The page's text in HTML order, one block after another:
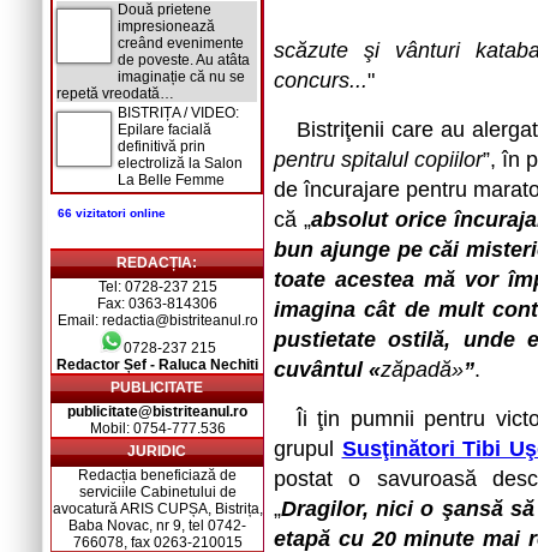
Două prietene
impresionează
creând evenimente
de poveste. Au atâta
imaginație că nu se
repetă vreodată…
BISTRIȚA / VIDEO:
Epilare facială
definitivă prin
electroliză la Salon
La Belle Femme
66 vizitatori online
REDACȚIA:
Tel: 0728-237 215
Fax: 0363-814306
Email: redactia@bistriteanul.ro
0728-237 215
Redactor Șef - Raluca Nechiti
PUBLICITATE
publicitate@bistriteanul.ro
Mobil: 0754-777.536
JURIDIC
Redacția beneficiază de
serviciile Cabinetului de
avocatură ARIS CUPȘA, Bistrița,
Baba Novac, nr 9, tel 0742-
766078, fax 0263-210015
scăzute şi vânturi
concurs..."
Bistriţenii care au
pentru spitalul copiilor”, în
de încurajare pentru
că „absolut orice
bun ajunge pe căi
toate acestea mă vor
imagina cât de mult
pustietate ostilă, unde
cuvântul «zăpadă»”.
Îi ţin pumnii pentru
grupul Susţinători Tibi
postat o savuroasă
„Dragilor, nici o şansă
etapă cu 20 minute mai